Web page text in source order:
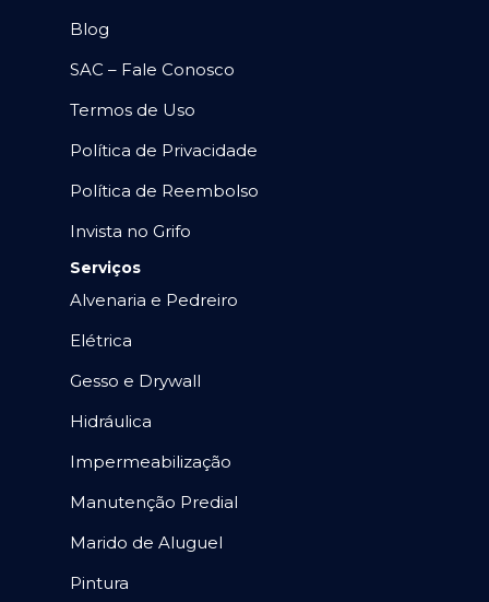
Blog
SAC – Fale Conosco
Termos de Uso
Política de Privacidade
Política de Reembolso
Invista no Grifo
Serviços
Alvenaria e Pedreiro
Elétrica
Gesso e Drywall
Hidráulica
Impermeabilização
Manutenção Predial
Marido de Aluguel
Pintura